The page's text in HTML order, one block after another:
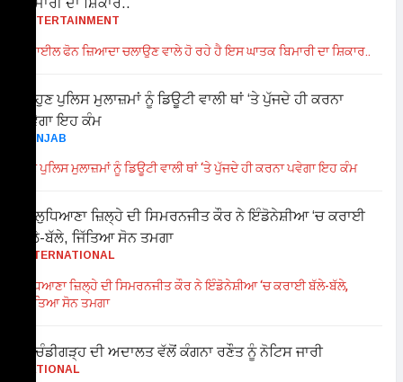
ENTERTAINMENT
ਮੋਬਾਈਲ ਫੋਨ ਜ਼ਿਆਦਾ ਚਲਾਉਣ ਵਾਲੇ ਹੋ ਰਹੇ ਹੈ ਇਸ ਘਾਤਕ ਬਿਮਾਰੀ ਦਾ ਸ਼ਿਕਾਰ..
PUNJAB
ਹੁਣ ਪੁਲਿਸ ਮੁਲਾਜ਼ਮਾਂ ਨੂੰ ਡਿਊਟੀ ਵਾਲੀ ਥਾਂ ‘ਤੇ ਪੁੱਜਦੇ ਹੀ ਕਰਨਾ ਪਵੇਗਾ ਇਹ ਕੰਮ
INTERNATIONAL
ਲੁਧਿਆਣਾ ਜ਼ਿਲ੍ਹੇ ਦੀ ਸਿਮਰਨਜੀਤ ਕੌਰ ਨੇ ਇੰਡੋਨੇਸ਼ੀਆ ‘ਚ ਕਰਾਈ ਬੱਲੇ-ਬੱਲੇ,
ਜਿੱਤਿਆ ਸੋਨ ਤਮਗਾ
NATIONAL